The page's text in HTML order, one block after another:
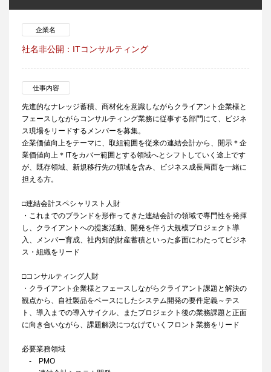
企業名
社名非公開：ITコンサルティング
仕事内容
先進的なナレッジ蓄積、商材化を意識しながらクライアント企業様と
フェースしながらコンサルティング業務に従事する部門にて、ビジネ
ス現場をリードするメンバーを募集。
企業価値向上をテーマに、取組範囲を従来の連結会計から、開示＊企
業価値向上＊ITをカバー範囲とする領域へとシフトしていく途上です
が、既存領域、新規移行先の領域を含み、ビジネス成長局面を一緒に
担える方。
□連結会計スペシャリスト人財
・これまでのブランドを形作ってきた連結会計の領域で専門性を発揮
し、クライアントへの提案活動、開発を伴う大規模プロジェクト導
入、メンバー育成、社内知的財産蓄積といった多面にわたってビジネ
ス・組織をリード
□コンサルティング人財
・クライアント企業様とフェースしながらクライアント課題と解決の
観点から、自社製品をベースにしたシステム開発の要件定義～テス
ト、導入までの導入サイクル、またプロジェクト後の業務課題と正面
に向き合いながら、課題解決につなげていくフロント業務をリード
必要業務領域
‐ PMO